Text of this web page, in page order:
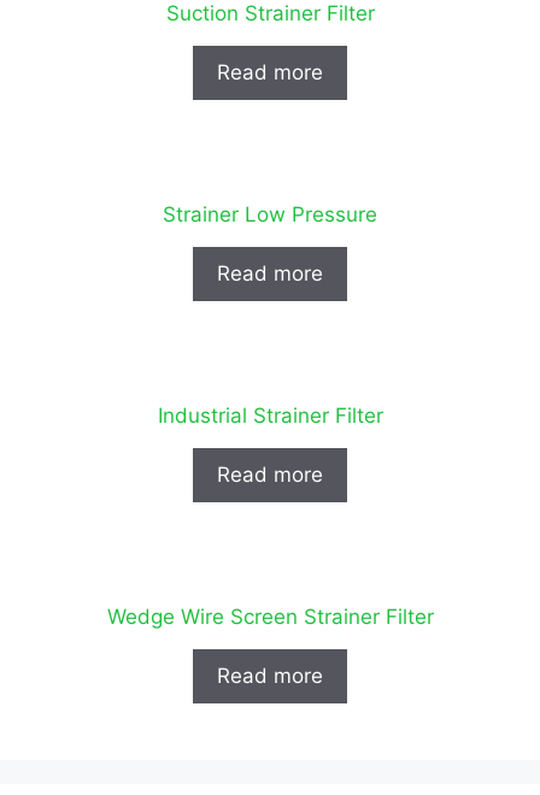
Suction Strainer Filter
Read more
Strainer Low Pressure
Read more
Industrial Strainer Filter
Read more
Wedge Wire Screen Strainer Filter
Read more